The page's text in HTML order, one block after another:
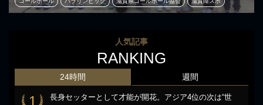
人気記事
RANKING
24時間
1
長身セッターとして才能が開花。アジア4位の次は“世
週間